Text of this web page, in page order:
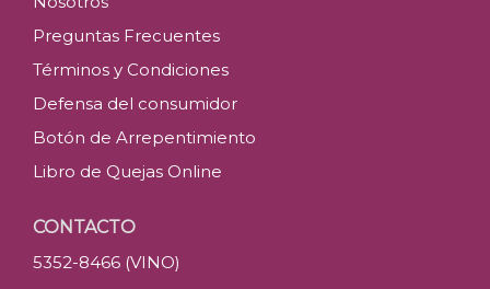
Preguntas Frecuentes
Términos y Condiciones
Defensa del consumidor
Botón de Arrepentimiento
Libro de Quejas Online
CONTACTO
5352-8466 (VINO)